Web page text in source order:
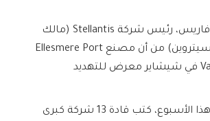
قلق: حذر كارلوس تافاريس، رئيس شركة Stellantis (مالك
فوكسهول وبيجو وسيتروين) من أن مصنع Ellesmere Port
في وقت سابق من هذا الأسبوع، كتب قادة 13 شركة كبرى